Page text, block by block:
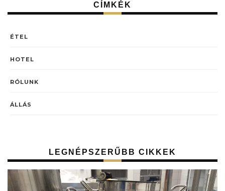
CÍMKÉK
ÉTEL
HOTEL
RÓLUNK
ÁLLÁS
LEGNÉPSZERŰBB CIKKEK